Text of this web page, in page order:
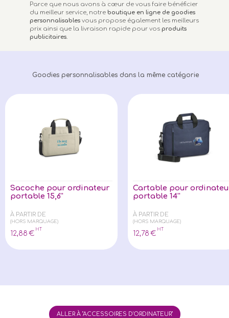
Parce que nous avons à cœur de vous faire bénéficier
du meilleur service, notreboutique en ligne de goodies
personnalisables vous propose également les meilleurs
prix ainsi que la livraison rapide pour vos produits
publicitaires.
Goodies personnalisables dans la même catégorie
Sacoche pour ordinateur
portable 15,6''
À PARTIR DE
(HORS MARQUAGE)
12,88 €
HT
Cartable pour
portable 14''
À PARTIR DE
(HORS MARQUAGE)
12,78 €
HT
ALLER À "ACCESSOIRES D'ORDINATEUR"